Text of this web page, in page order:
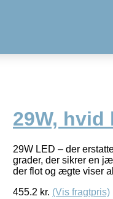
29W,
29W LED – der
grader, der sikrer en
der flot og ægte viser
455.2 kr. (Vis fragtpris)